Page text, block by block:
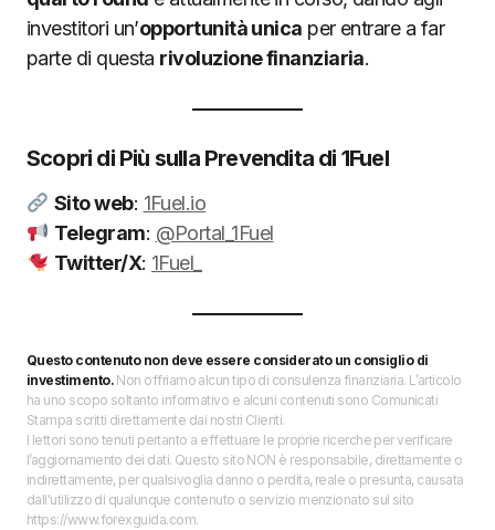
investitori un’opportunità unica per entrare a far
parte di questa rivoluzione finanziaria.
Scopri di Più sulla Prevendita di 1Fuel
Sito web: 1Fuel.io
Telegram: @Portal_1Fuel
Twitter/X: 1Fuel_
Questo contenuto non deve essere considerato un consiglio di
investimento.Non offriamo alcun tipo di consulenza finanziaria. L’articolo
ha uno scopo soltanto informativo e alcuni contenuti sono Comunicati
Stampa scritti direttamente dai nostri Clienti.
I lettori sono tenuti pertanto a effettuare le proprie ricerche per verificare
l’aggiornamento dei dati. Questo sito NON è responsabile, direttamente o
indirettamente, per qualsivoglia danno o perdita, reale o presunta, causata
dall'utilizzo di qualunque contenuto o servizio menzionato sul sito
https://www.forexguida.com.